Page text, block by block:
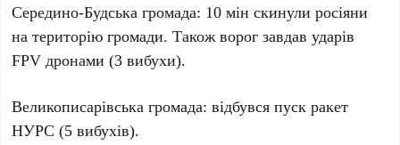
Середино-Будська громада: 10 мін скинули росіяни
на територію громади. Також ворог завдав ударів
FPV дронами (3 вибухи).
Великописарівська громада: відбувся пуск ракет
НУРС (5 вибухів).